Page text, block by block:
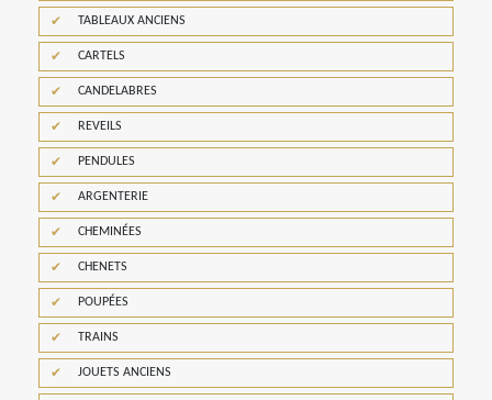
TABLEAUX ANCIENS
CARTELS
CANDELABRES
REVEILS
PENDULES
ARGENTERIE
CHEMINÉES
CHENETS
POUPÉES
TRAINS
JOUETS ANCIENS